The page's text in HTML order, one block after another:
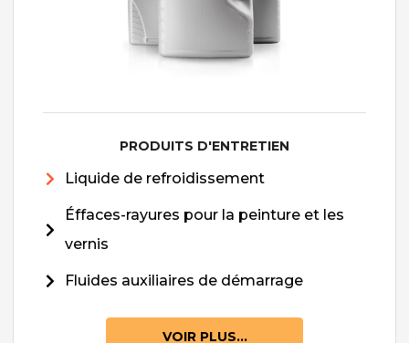
PRODUITS D'ENTRETIEN
Liquide de refroidissement
Éffaces-rayures pour la peinture et les
vernis
Fluides auxiliaires de démarrage
VOIR PLUS...